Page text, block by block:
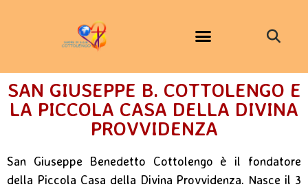
SAN GIUSEPPE B. COTTOLENGO E
LA PICCOLA CASA DELLA DIVINA
PROVVIDENZA
San Giuseppe Benedetto Cottolengo è il fondatore
della Piccola Casa della Divina Provvidenza. Nasce il 3